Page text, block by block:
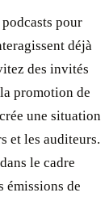
pour
déjà
des invités
promotion de
une situation
et les auditeurs.
le cadre
émissions de